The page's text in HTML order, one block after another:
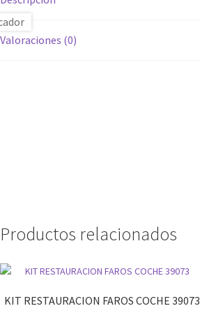
Valoraciones (0)
Productos relacionados
KIT RESTAURACION FAROS COCHE 39073